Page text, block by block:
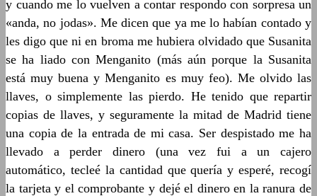
y cuando me lo vuelven a contar respondo con sorpresa un
«anda, no jodas». Me dicen que ya me lo habían contado y
les digo que ni en broma me hubiera olvidado que Susanita
se ha liado con Menganito (más aún porque la Susanita
está muy buena y Menganito es muy feo). Me olvido las
llaves, o simplemente las pierdo. He tenido que repartir
copias de llaves, y seguramente la mitad de Madrid tiene
una copia de la entrada de mi casa. Ser despistado me ha
llevado a perder dinero (una vez fui a un cajero
automático, tecleé la cantidad que quería y esperé, recogí
la tarjeta y el comprobante y dejé el dinero en la ranura de